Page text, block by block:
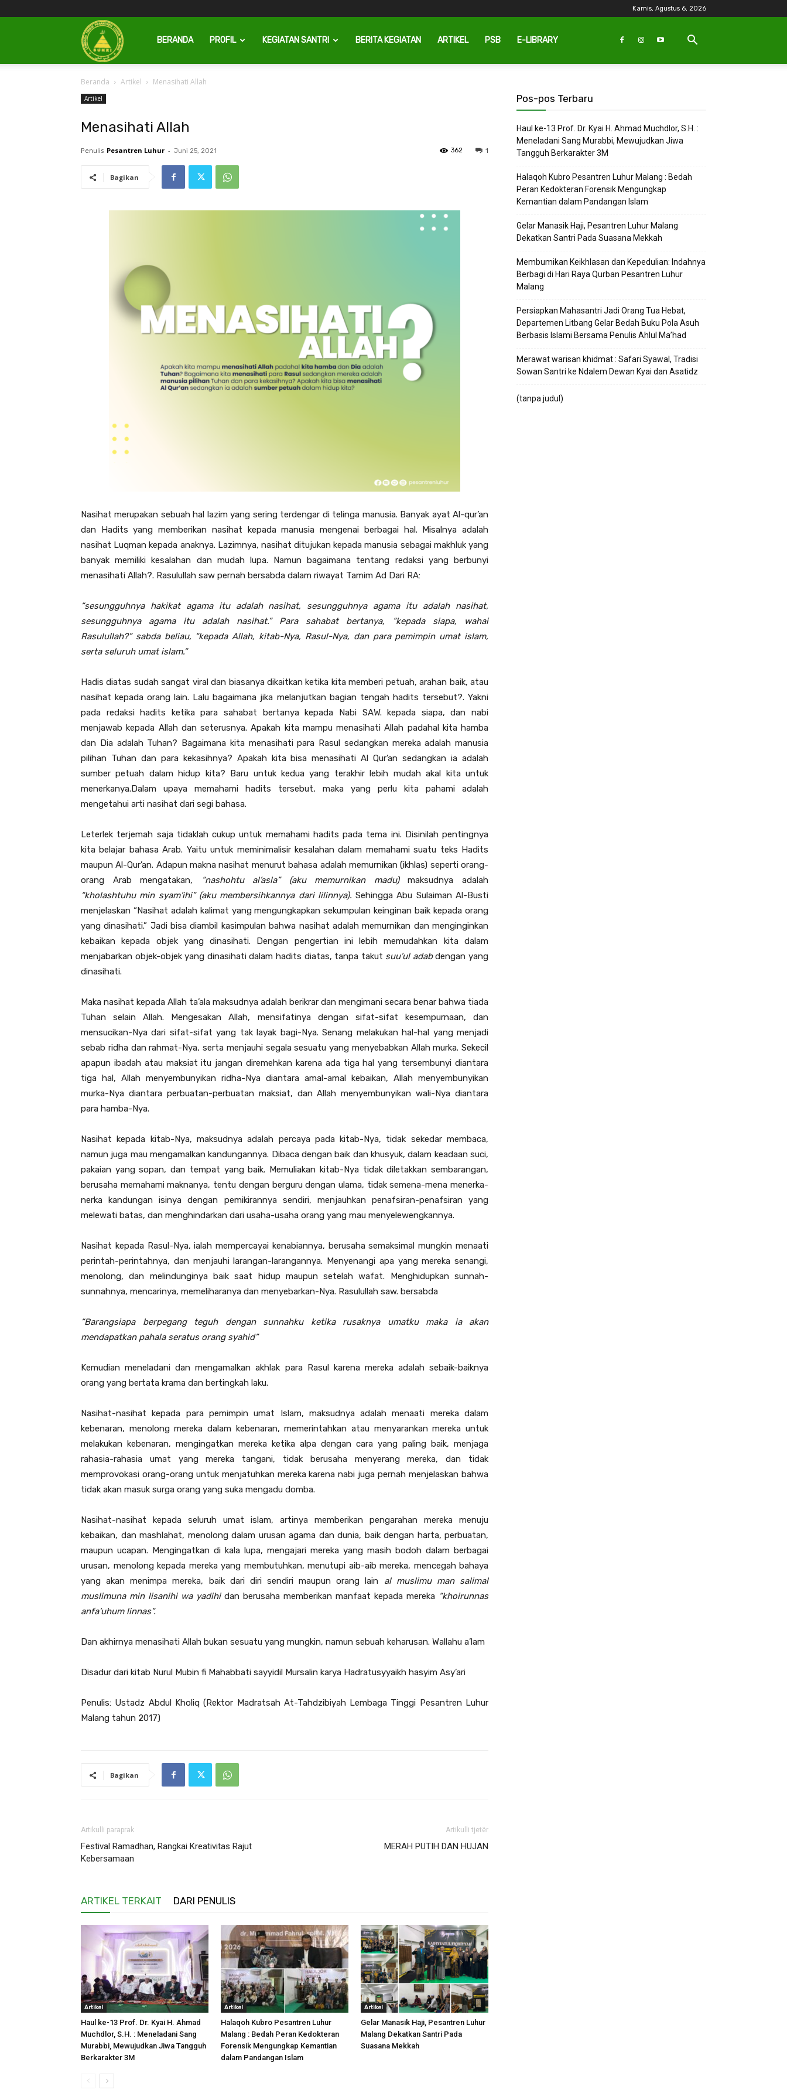
Kamis, Agustus 6, 2026
Pesantren
Luhur
BERANDA PROFIL KEGIATAN SANTRI BERITA KEGIATAN ARTIKEL PSB E-LIBRARY
Beranda Artikel Menasihati Allah
Artikel
Menasihati Allah
Penulis Pesantren Luhur - Juni 25, 2021 1
362
Bagikan
Nasihat merupakan sebuah hal lazim yang sering terdengar di telinga manusia. Banyak ayat Al-qur’an
dan Hadits yang memberikan nasihat kepada manusia mengenai berbagai hal. Misalnya adalah
nasihat Luqman kepada anaknya. Lazimnya, nasihat ditujukan kepada manusia sebagai makhluk yang
banyak memiliki kesalahan dan mudah lupa. Namun bagaimana tentang redaksi yang berbunyi
menasihati Allah?. Rasulullah saw pernah bersabda dalam riwayat Tamim Ad Dari RA:
“sesungguhnya hakikat agama itu adalah nasihat, sesungguhnya agama itu adalah nasihat,
sesungguhnya agama itu adalah nasihat.” Para sahabat bertanya, “kepada siapa, wahai
Rasulullah?” sabda beliau, “kepada Allah, kitab-Nya, Rasul-Nya, dan para pemimpin umat islam,
serta seluruh umat islam.”
Hadis diatas sudah sangat viral dan biasanya dikaitkan ketika kita memberi petuah, arahan baik, atau
nasihat kepada orang lain. Lalu bagaimana jika melanjutkan bagian tengah hadits tersebut?. Yakni
pada redaksi hadits ketika para sahabat bertanya kepada Nabi SAW. kepada siapa, dan nabi
menjawab kepada Allah dan seterusnya. Apakah kita mampu menasihati Allah padahal kita hamba
dan Dia adalah Tuhan? Bagaimana kita menasihati para Rasul sedangkan mereka adalah manusia
pilihan Tuhan dan para kekasihnya? Apakah kita bisa menasihati Al Qur’an sedangkan ia adalah
sumber petuah dalam hidup kita? Baru untuk kedua yang terakhir lebih mudah akal kita untuk
menerkanya.Dalam upaya memahami hadits tersebut, maka yang perlu kita pahami adalah
mengetahui arti nasihat dari segi bahasa.
Leterlek terjemah saja tidaklah cukup untuk memahami hadits pada tema ini. Disinilah pentingnya
kita belajar bahasa Arab. Yaitu untuk meminimalisir kesalahan dalam memahami suatu teks Hadits
maupun Al-Qur’an. Adapun makna nasihat menurut bahasa adalah memurnikan (ikhlas) seperti orang-
orang Arab mengatakan,
“nashohtu al’asla” (aku memurnikan madu)maksudnya adalah
“kholashtuhu min syam’ihi” (aku membersihkannya dari lilinnya).Sehingga Abu Sulaiman Al-Busti
menjelaskan “Nasihat adalah kalimat yang mengungkapkan sekumpulan keinginan baik kepada orang
yang dinasihati.” Jadi bisa diambil kasimpulan bahwa nasihat adalah memurnikan dan menginginkan
kebaikan kepada objek yang dinasihati. Dengan pengertian ini lebih memudahkan kita dalam
menjabarkan objek-objek yang dinasihati dalam hadits diatas, tanpa takut suu’ul adabdengan yang
dinasihati.
Maka nasihat kepada Allah ta’ala maksudnya adalah berikrar dan mengimani secara benar bahwa tiada
Tuhan selain Allah. Mengesakan Allah, mensifatinya dengan sifat-sifat kesempurnaan, dan
mensucikan-Nya dari sifat-sifat yang tak layak bagi-Nya. Senang melakukan hal-hal yang menjadi
sebab ridha dan rahmat-Nya, serta menjauhi segala sesuatu yang menyebabkan Allah murka. Sekecil
apapun ibadah atau maksiat itu jangan diremehkan karena ada tiga hal yang tersembunyi diantara
tiga hal, Allah menyembunyikan ridha-Nya diantara amal-amal kebaikan, Allah menyembunyikan
murka-Nya diantara perbuatan-perbuatan maksiat, dan Allah menyembunyikan wali-Nya diantara
para hamba-Nya.
Nasihat kepada kitab-Nya, maksudnya adalah percaya pada kitab-Nya, tidak sekedar membaca,
namun juga mau mengamalkan kandungannya. Dibaca dengan baik dan khusyuk, dalam keadaan suci,
pakaian yang sopan, dan tempat yang baik. Memuliakan kitab-Nya tidak diletakkan sembarangan,
berusaha memahami maknanya, tentu dengan berguru dengan ulama, tidak semena-mena menerka-
nerka kandungan isinya dengan pemikirannya sendiri, menjauhkan penafsiran-penafsiran yang
melewati batas, dan menghindarkan dari usaha-usaha orang yang mau menyelewengkannya.
Nasihat kepada Rasul-Nya, ialah mempercayai kenabiannya, berusaha semaksimal mungkin menaati
perintah-perintahnya, dan menjauhi larangan-larangannya. Menyenangi apa yang mereka senangi,
menolong, dan melindunginya baik saat hidup maupun setelah wafat. Menghidupkan sunnah-
sunnahnya, mencarinya, memeliharanya dan menyebarkan-Nya. Rasulullah saw. bersabda
“Barangsiapa berpegang teguhdengan sunnahku ketika rusaknya umatku maka ia akan
mendapatkan pahala seratus orang syahid”
Kemudian meneladani dan mengamalkan akhlak para Rasul karena mereka adalah sebaik-baiknya
orang yang bertata krama dan bertingkah laku.
Nasihat-nasihat kepada para pemimpin umat Islam, maksudnya adalah menaati mereka dalam
kebenaran, menolong mereka dalam kebenaran, memerintahkan atau menyarankan mereka untuk
melakukan kebenaran, mengingatkan mereka ketika alpa dengan cara yang paling baik, menjaga
rahasia-rahasia umat yang mereka tangani, tidak berusaha menyerang mereka, dan tidak
memprovokasi orang-orang untuk menjatuhkan mereka karena nabi juga pernah menjelaskan bahwa
tidak akan masuk surga orang yang suka mengadu domba.
Nasihat-nasihat kepada seluruh umat islam, artinya memberikan pengarahan mereka menuju
kebaikan, dan mashlahat, menolong dalam urusan agama dan dunia, baik dengan harta, perbuatan,
maupun ucapan. Mengingatkan di kala lupa, mengajari mereka yang masih bodoh dalam berbagai
urusan, menolong kepada mereka yang membutuhkan, menutupi aib-aib mereka, mencegah bahaya
yang akan menimpa mereka, baik dari diri sendiri maupun orang lain al muslimu man salimal
muslimuna min lisanihi wa yadihidan berusaha memberikan manfaat kepada mereka “khoirunnas
anfa’uhum linnas”.
Dan akhirnya menasihati Allah bukan sesuatu yang mungkin, namun sebuah keharusan. Wallahu a’lam
Disadur dari kitab Nurul Mubin fi Mahabbati sayyidil Mursalin karya Hadratusyyaikh hasyim Asy’ari
Penulis: Ustadz Abdul Kholiq (Rektor Madratsah At-Tahdzibiyah Lembaga Tinggi Pesantren Luhur
Malang tahun 2017)
Bagikan
Artikulli paraprak
Festival Ramadhan, Rangkai Kreativitas Rajut
Kebersamaan
Artikulli tjetër
MERAH PUTIH DAN HUJAN
ARTIKEL TERKAIT DARI PENULIS
Artikel
Haul ke-13 Prof. Dr. Kyai H. Ahmad
Muchdlor, S.H. : Meneladani Sang
Murabbi, Mewujudkan Jiwa Tangguh
Berkarakter 3M
Artikel
Halaqoh Kubro Pesantren Luhur
Malang : Bedah Peran Kedokteran
Forensik Mengungkap Kemantian
dalam Pandangan Islam
Artikel
Gelar Manasik Haji, Pesantren Luhur
Malang Dekatkan Santri Pada
Suasana Mekkah
Pos-pos Terbaru
Haul ke-13 Prof. Dr. Kyai H. Ahmad Muchdlor, S.H. :
Meneladani Sang Murabbi, Mewujudkan Jiwa
Tangguh Berkarakter 3M
Halaqoh Kubro Pesantren Luhur Malang : Bedah
Peran Kedokteran Forensik Mengungkap
Kemantian dalam Pandangan Islam
Gelar Manasik Haji, Pesantren Luhur Malang
Dekatkan Santri Pada Suasana Mekkah
Membumikan Keikhlasan dan Kepedulian: Indahnya
Berbagi di Hari Raya Qurban Pesantren Luhur
Malang
Persiapkan Mahasantri Jadi Orang Tua Hebat,
Departemen Litbang Gelar Bedah Buku Pola Asuh
Berbasis Islami Bersama Penulis Ahlul Ma’had
Merawat warisan khidmat : Safari Syawal, Tradisi
Sowan Santri ke Ndalem Dewan Kyai dan Asatidz
(tanpa judul)